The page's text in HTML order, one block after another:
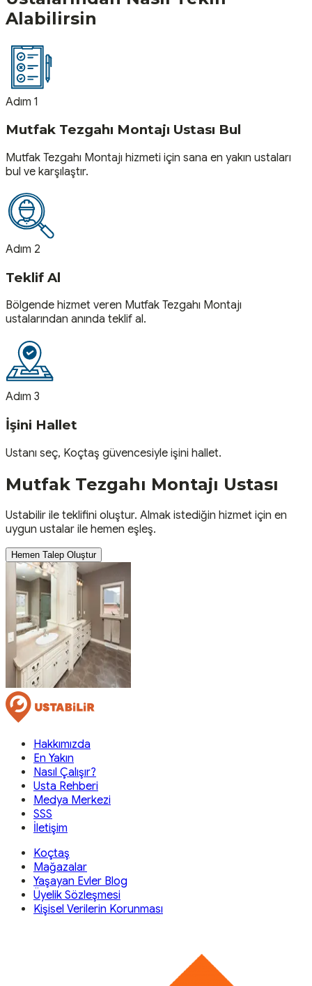
Alabilirsin
Adım 1
Mutfak Tezgahı Montajı Ustası Bul
Mutfak Tezgahı Montajı hizmeti için sana en yakın ustaları
bul ve karşılaştır.
Adım 2
Teklif Al
Bölgende hizmet veren Mutfak Tezgahı Montajı
ustalarından anında teklif al.
Adım 3
İşini Hallet
Ustanı seç, Koçtaş güvencesiyle işini hallet.
Mutfak Tezgahı Montajı Ustası
Ustabilir ile teklifini oluştur. Almak istediğin hizmet için en
uygun ustalar ile hemen eşleş.
Hemen Talep Oluştur
Hakkımızda
En Yakın
Nasıl Çalışır?
Usta Rehberi
Medya Merkezi
SSS
İletişim
Koçtaş
Mağazalar
Yaşayan Evler Blog
Üyelik Sözleşmesi
Kişisel Verilerin Korunması